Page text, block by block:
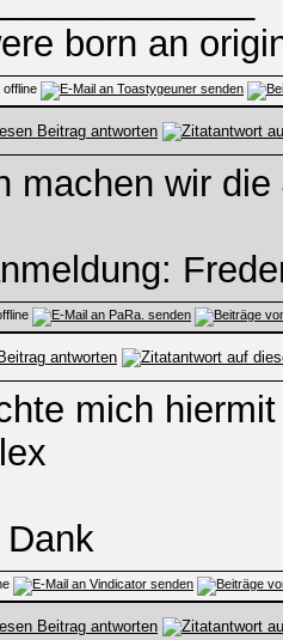
born an
machen wir
mich